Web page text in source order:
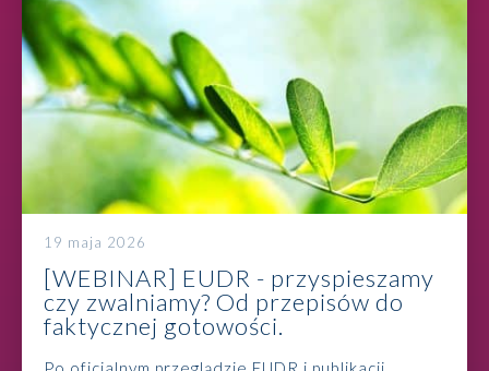
19 maja 2026
[WEBINAR] EUDR - przyspieszamy
czy zwalniamy? Od przepisów do
faktycznej gotowości.